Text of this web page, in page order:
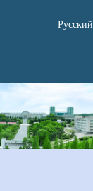
Русский